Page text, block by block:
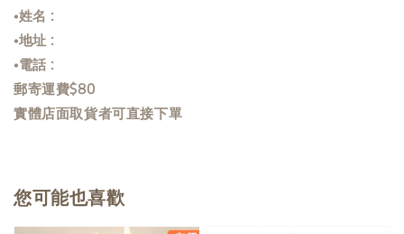
•姓名 :
•地址 :
•電話 :
郵寄運費$80
實體店面取貨者可直接下單
您可能也喜歡